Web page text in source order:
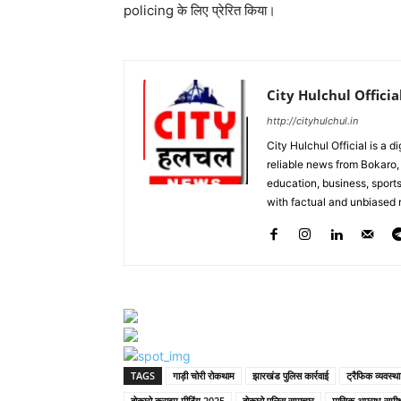
policing के लिए प्रेरित किया।
City Hulchul
http://cityhulchul.in
City Hulchul Official is a
reliable news from
education, business,
with factual and unbiased
TAGS गाड़ी चोरी रोकथाम झारखंड पुलिस कार्रवाई
ट्रैफिक व्यवस्था